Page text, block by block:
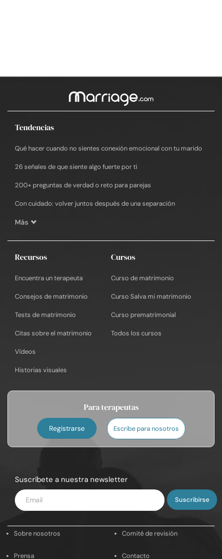
Tendencias
Qué hacer cuando no sientes conexión emocional con tu marido
26 señales de que siente algo fuerte por ti
200+ preguntas de verdad o reto para parejas
Con cuidado: volver juntos después de una separación
Más
Recursos
Encuentra un terapeuta
Consejos de matrimonio
Tests de matrimonio
Citas sobre el matrimonio
Vídeos
Historias visuales
Cursos
Curso de matrimonio
Curso Salva mi matrimonio
Curso prematrimonial
Todos los cursos
Para terapeutas
Registrarse Escribe para nosotros
Suscríbete a nuestra newsletter
Introduce
tu
Sobre nosotros Comité de revisión
Prensa Contacto